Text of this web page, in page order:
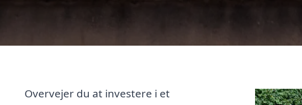
Overvejer du at investere i et